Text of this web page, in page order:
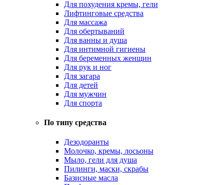
Для похудения кремы, гели
Лифтинговые средства
Для массажа
Для обертываний
Для ванны и душа
Для интимной гигиены
Для беременных женщин
Для рук и ног
Для загара
Для детей
Для мужчин
Для спорта
По типу средства
Дезодоранты
Молочко, кремы, лосьоны
Мыло, гели для душа
Пилинги, маски, скрабы
Базисные масла